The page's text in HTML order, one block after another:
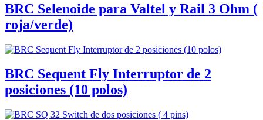
BRC Selenoide para Valtel y Rail 3 Ohm (
roja/verde)
BRC Sequent Fly Interruptor de 2
posiciones (10 polos)